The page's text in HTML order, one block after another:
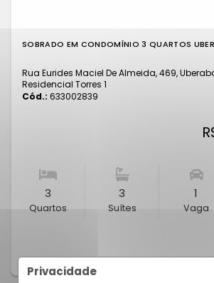
Privacidade
SOBRADO EM CONDOMÍNIO 3 QUARTOS
Rua Eurides Maciel De Almeida, 469,
Residencial Torres 1
Cód.: 633002839
3
Quartos
3
Suítes
1
Vaga